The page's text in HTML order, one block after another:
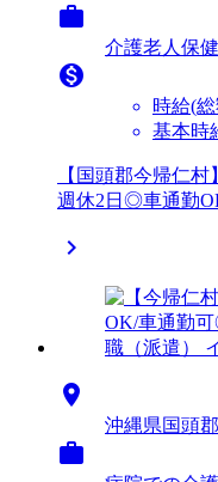

介護老人保

時給(
基本時
【国頭郡今帰仁
週休2日◎車通勤


沖縄県国頭
